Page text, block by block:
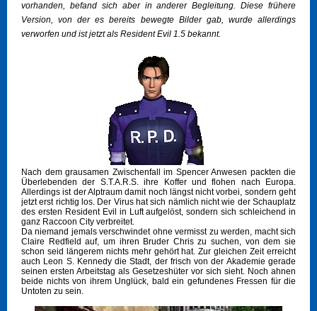
vorhanden, befand sich aber in anderer Begleitung. Diese frühere
Version, von der es bereits bewegte Bilder gab, wurde allerdings
verworfen und ist jetzt als Resident Evil 1.5 bekannt.
Nach dem grausamen Zwischenfall im Spencer Anwesen packten die
Überlebenden der S.T.A.R.S. ihre Koffer und flohen nach Europa.
Allerdings ist der Alptraum damit noch längst nicht vorbei, sondern geht
jetzt erst richtig los. Der Virus hat sich nämlich nicht wie der Schauplatz
des ersten Resident Evil in Luft aufgelöst, sondern sich schleichend in
ganz Raccoon City verbreitet.
Da niemand jemals verschwindet ohne vermisst zu werden, macht sich
Claire Redfield auf, um ihren Bruder Chris zu suchen, von dem sie
schon seid längerem nichts mehr gehört hat. Zur gleichen Zeit erreicht
auch Leon S. Kennedy die Stadt, der frisch von der Akademie gerade
seinen ersten Arbeitstag als Gesetzeshüter vor sich sieht. Noch ahnen
beide nichts von ihrem Unglück, bald ein gefundenes Fressen für die
Untoten zu sein.